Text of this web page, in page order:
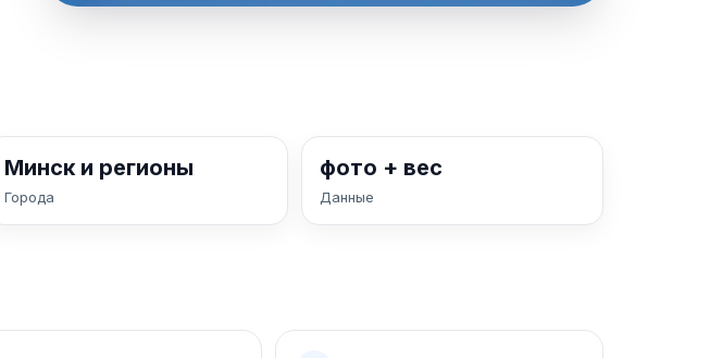
Минск и регионы
Города
фото + вес
Данные